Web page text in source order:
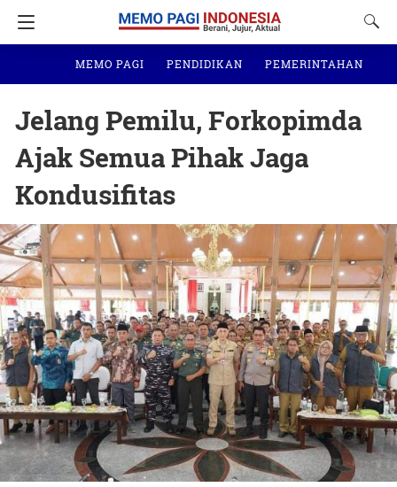
MEMO PAGI PENDIDIKAN PEMERINTAHAN
Jelang Pemilu, Forkopimda
Ajak Semua Pihak Jaga
Kondusifitas